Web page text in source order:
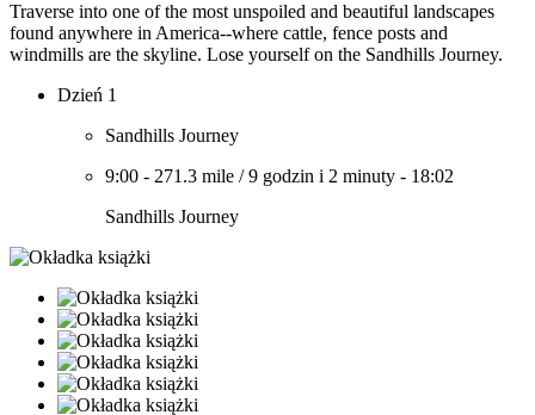
Traverse into one of the most unspoiled and beautiful landscapes
found anywhere in America--where cattle, fence posts and
windmills are the skyline. Lose yourself on the Sandhills Journey.
Dzień 1
Sandhills Journey
9:00 - 271.3 mile /9 godzin i 2 minuty - 18:02
Sandhills Journey